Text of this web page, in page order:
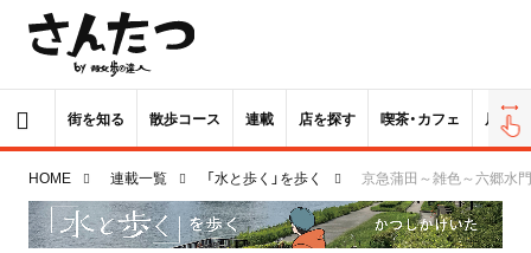
街を知る 散歩コース 連載 店を探す 喫茶・カフェ 居酒屋
HOME 連載一覧 「水と歩く」を歩く 京急蒲田～雑色～六郷水門